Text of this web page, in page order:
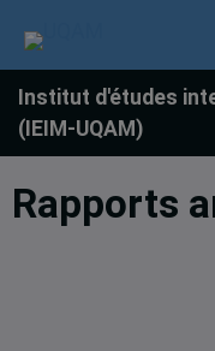
Institut d'études
(IEIM-UQAM)
Rapports